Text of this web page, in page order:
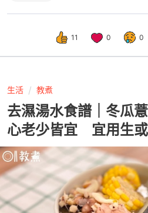
11 0 0
生活 教煮
去濕湯水食譜｜冬瓜
心老少皆宜 宜用生